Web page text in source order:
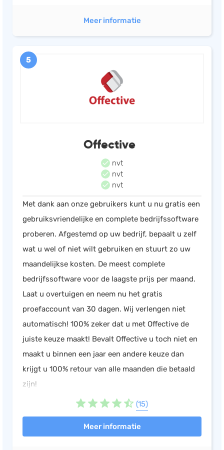
Meer informatie
5
Offective
nvt
nvt
nvt
Met dank aan onze gebruikers kunt u nu gratis een
gebruiksvriendelijke en complete bedrijfssoftware
proberen. Afgestemd op uw bedrijf, bepaalt u zelf
wat u wel of niet wilt gebruiken en stuurt zo uw
maandelijkse kosten. De meest complete
bedrijfssoftware voor de laagste prijs per maand.
Laat u overtuigen en neem nu het gratis
proefaccount van 30 dagen. Wij verlengen niet
automatisch! 100% zeker dat u met Offective de
juiste keuze maakt! Bevalt Offective u toch niet en
maakt u binnen een jaar een andere keuze dan
krijgt u 100% retour van alle maanden die betaald
zijn!
(15)
Meer informatie